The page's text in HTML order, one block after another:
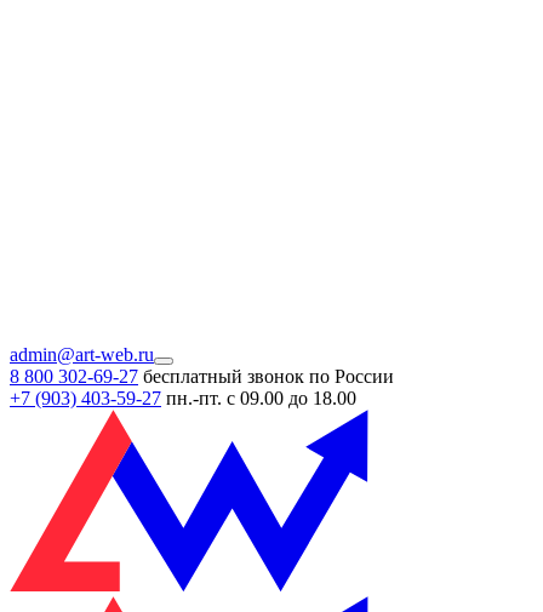
admin@art-web.ru
8 800 302-69-27 бесплатный звонок по России
+7 (903) 403-59-27 пн.-пт. с 09.00 до 18.00